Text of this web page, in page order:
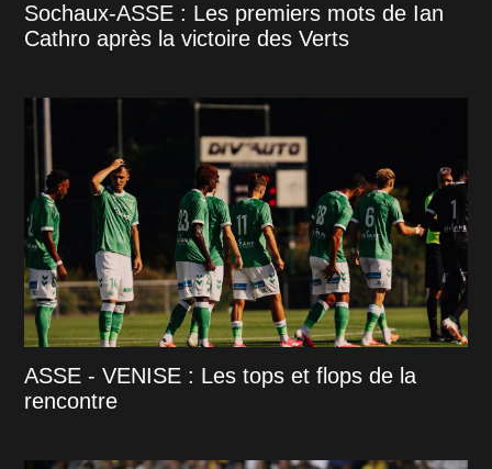
Sochaux-ASSE : Les premiers mots de Ian
Cathro après la victoire des Verts
ASSE - VENISE : Les tops et flops de la
rencontre